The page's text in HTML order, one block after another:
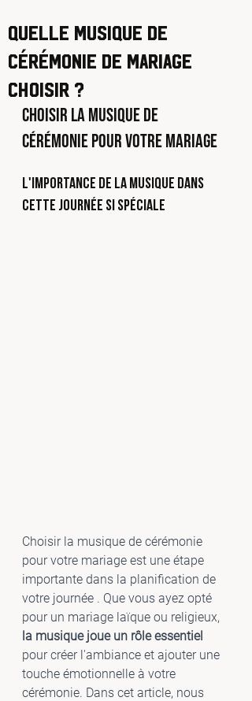
Quelle musique de
cérémonie de mariage
choisir ?
Choisir la musique de
cérémonie pour votre mariage
L'importance de la musique dans
cette journée si spéciale
Choisir la musique de cérémonie
pour votre mariage est une étape
importante dans la planification de
votre journée . Que vous ayez opté
pour un mariage laïque ou religieux,
la musique joue un rôle essentiel
pour créer l'ambiance et ajouter une
touche émotionnelle à votre
cérémonie. Dans cet article, nous